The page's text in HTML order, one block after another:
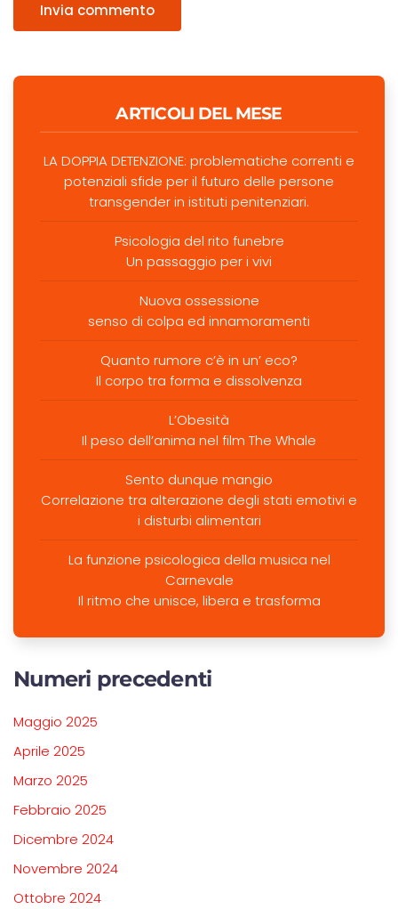
Invia commento
ARTICOLI DEL MESE
LA DOPPIA DETENZIONE: problematiche correnti e
potenziali sfide per il futuro delle persone
transgender in istituti penitenziari.
Psicologia del rito funebre
Un passaggio per i vivi
Nuova ossessione
senso di colpa ed innamoramenti
Quanto rumore c’è in un’ eco?
Il corpo tra forma e dissolvenza
L’Obesità
Il peso dell’anima nel film The Whale
Sento dunque mangio
Correlazione tra alterazione degli stati emotivi e
i disturbi alimentari
La funzione psicologica della musica nel
Carnevale
Il ritmo che unisce, libera e trasforma
Numeri precedenti
Maggio 2025
Aprile 2025
Marzo 2025
Febbraio 2025
Dicembre 2024
Novembre 2024
Ottobre 2024